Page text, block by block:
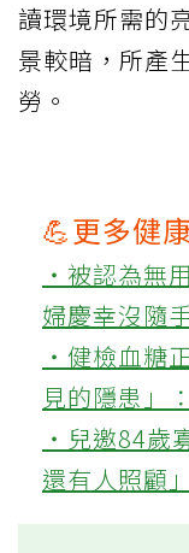
讀環境所需的
景較暗，所產
勞。
💪更多健
‧被認為無
婦慶幸沒隨
‧健檢血糖
見的隱患」
‧兒邀84歲
還有人照顧